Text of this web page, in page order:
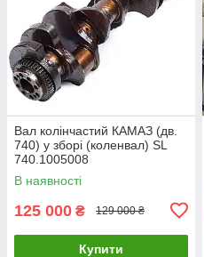
Вал колінчастий КАМАЗ (дв.
740) у зборі (коленвал) SL
740.1005008
В наявності
125 000 ₴ 129 000 ₴
Купити